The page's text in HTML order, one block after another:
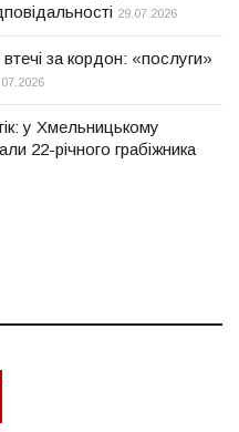
29.07.2026
за кордон: «послуги»
у Хмельницькому
22-річного грабіжника